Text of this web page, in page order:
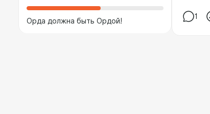
Орда должна быть Ордой!
1